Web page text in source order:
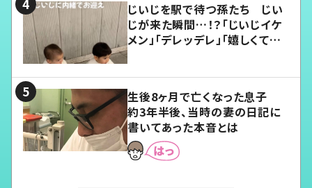
じいじを駅で待つ孫たち じい
じが来た瞬間…！？「じいじイケ
メン」「デレッデレ」「嬉しくて可
生後8ヶ月で亡くなった息子
約3年半後、当時の妻の日記に
書いてあった本音とは